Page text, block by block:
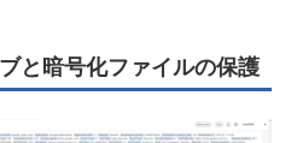
と暗号化ファイルの保護